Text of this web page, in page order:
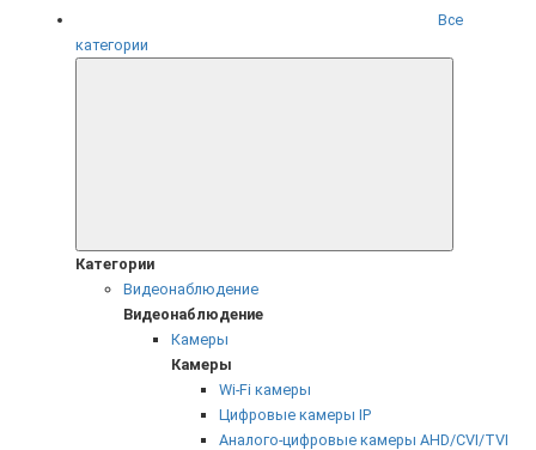
Все
категории
Категории
Видеонаблюдение
Видеонаблюдение
Камеры
Камеры
Wi-Fi камеры
Цифровые камеры IP
Аналого-цифровые камеры AHD/CVI/TVI